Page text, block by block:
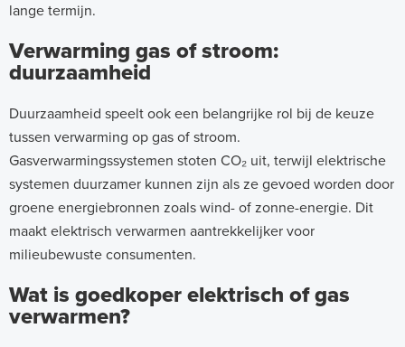
lange termijn.
Verwarming gas of stroom:
duurzaamheid
Duurzaamheid speelt ook een belangrijke rol bij de keuze
tussen verwarming op gas of stroom.
Gasverwarmingssystemen stoten CO₂ uit, terwijl elektrische
systemen duurzamer kunnen zijn als ze gevoed worden door
groene energiebronnen zoals wind- of zonne-energie. Dit
maakt elektrisch verwarmen aantrekkelijker voor
milieubewuste consumenten.
Wat is goedkoper elektrisch of gas
verwarmen?